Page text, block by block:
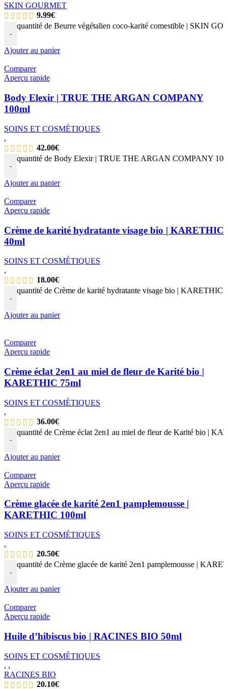
SKIN GOURMET
9.99€
-
quantité de Beurre végétalien coco-karité comestible | SKIN
Ajouter au panier
Comparer
Aperçu rapide
Body Elexir | TRUE THE ARGAN COMPANY
100ml
SOINS ET COSMÉTIQUES
,
42.00€
-
quantité de Body Elexir | TRUE THE ARGAN COMPANY
Ajouter au panier
Comparer
Aperçu rapide
Crème de karité hydratante visage bio | KARETHIC
40ml
SOINS ET COSMÉTIQUES
,
18.00€
-
quantité de Crème de karité hydratante visage bio | KARETHIC
Ajouter au panier
Comparer
Aperçu rapide
Crème éclat 2en1 au miel de fleur de Karité bio |
KARETHIC 75ml
SOINS ET COSMÉTIQUES
,
36.00€
-
quantité de Crème éclat 2en1 au miel de fleur de Karité bio |
Ajouter au panier
Comparer
Aperçu rapide
Crème glacée de karité 2en1 pamplemousse |
KARETHIC 100ml
SOINS ET COSMÉTIQUES
,
20.50€
-
quantité de Crème glacée de karité 2en1 pamplemousse |
Ajouter au panier
Comparer
Aperçu rapide
Huile d’hibiscus bio | RACINES BIO 50ml
SOINS ET COSMÉTIQUES
, ,
RACINES BIO
20.10€